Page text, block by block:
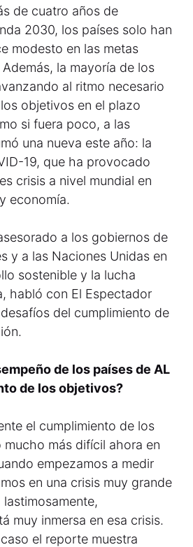
de cuatro años de
2030, los países solo han
modesto en las metas
la mayoría de los
al ritmo necesario
objetivos en el plazo
si fuera poco, a las
una nueva este año: la
19, que ha provocado
crisis a nivel mundial en
economía.
a los gobiernos de
y a las Naciones Unidas en
sostenible y la lucha
habló con El Espectador
del cumplimiento de
de los países de AL
de los objetivos?
el cumplimiento de los
mucho más difícil ahora en
empezamos a medir
en una crisis muy grande
muy inmersa en esa crisis.
el reporte muestra